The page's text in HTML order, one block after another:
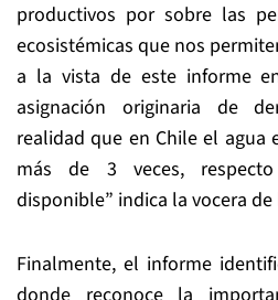
productivos por sobre las
ecosistémicas que nos
a la vista de este informe
asignación originaria de
realidad que en Chile el agua
más de 3 veces,
disponible” indica la vocera de
Finalmente, el informe